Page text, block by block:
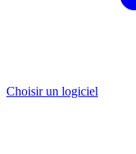
Choisir un logiciel